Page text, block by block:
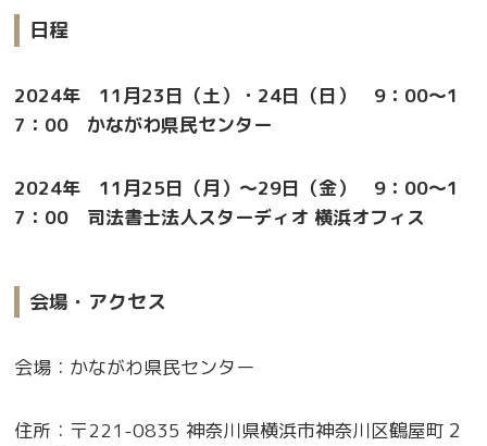
日程
2024年 11月23日（土）・24日（日） 9：00～1
7：00 かながわ県民センター
2024年 11月25日（月）～29日（金） 9：00～1
7：00 司法書士法人スターディオ 横浜オフィス
会場・アクセス
会場：かながわ県民センター
住所：〒221-0835 神奈川県横浜市神奈川区鶴屋町２